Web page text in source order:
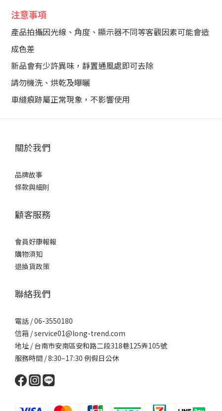
注意事項
產品拍攝因光線、角度、顯示器不同等客觀因素可能會造
成色差
新品會有少許異味，靜置通風處即可去除
請勿機洗、烘乾及曝曬
車縫痕跡屬正常現象，不影響使用
關於我們
品牌故事
條款與細則
顧客服務
會員好康報報
購物須知
退換貨政策
聯絡我們
電話 / 06-3550180
信箱 / service01@long-trend.com
地址 / 台南市安南區安和路二段318巷125弄105號
服務時間 / 8:30–17:30 例假日公休